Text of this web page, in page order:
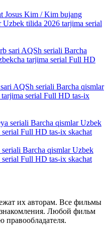
Josus Kim / Kim bujang
tilida 2026 tarjima serial
AQSh seriali Barcha qismlar
serial Full HD tas-ix
Barcha qismlar Uzbek
Full HD tas-ix skachat
их авторам. Все фильмы
Любой фильм
правообладателя.